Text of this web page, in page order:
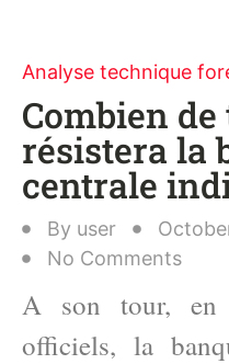
Analyse technique
Combien
résistera la
centrale
By user
No Comments
A son tour, en
officiels, la